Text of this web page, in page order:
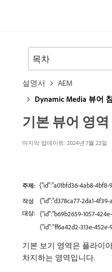
설명서
AEM
Dynamic Media 뷰어
기본 뷰어 영역
마지막 업데이트: 2024년 7월 22일
주제: {"id":"a01bfd36-4ab8-
작성
대상:
{"id":"d378ca77-2da1-4f39-
{"id":"b69b2659-1057-
{"id":"ff6a42d2-313e-
기본 보기 영역은 플라이
차지하는 영역입니다.
목차